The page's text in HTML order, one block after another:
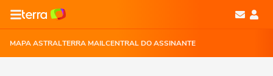
MAPA ASTRALTERRA MAILCENTRAL DO ASSINANTE